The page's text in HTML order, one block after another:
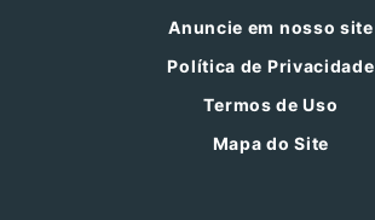
Anuncie em nosso site
Política de Privacidade
Termos de Uso
Mapa do Site